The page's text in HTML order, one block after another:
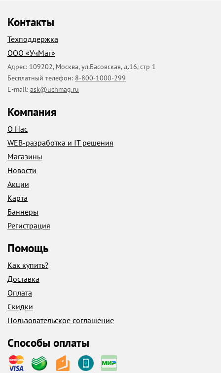
Контакты
Техподдержка
ООО «УчМаг»
Адрес: 109202, Москва,ул.Басовская, д.16, стр 1
Бесплатный телефон: 8-800-1000-299
E-mail: ask@uchmag.ru
Компания
О Нас
WEB-разработка и IT решения
Магазины
Новости
Акции
Карта
Баннеры
Регистрация
Помощь
Как купить?
Доставка
Оплата
Скидки
Пользовательское соглашение
Способы оплаты